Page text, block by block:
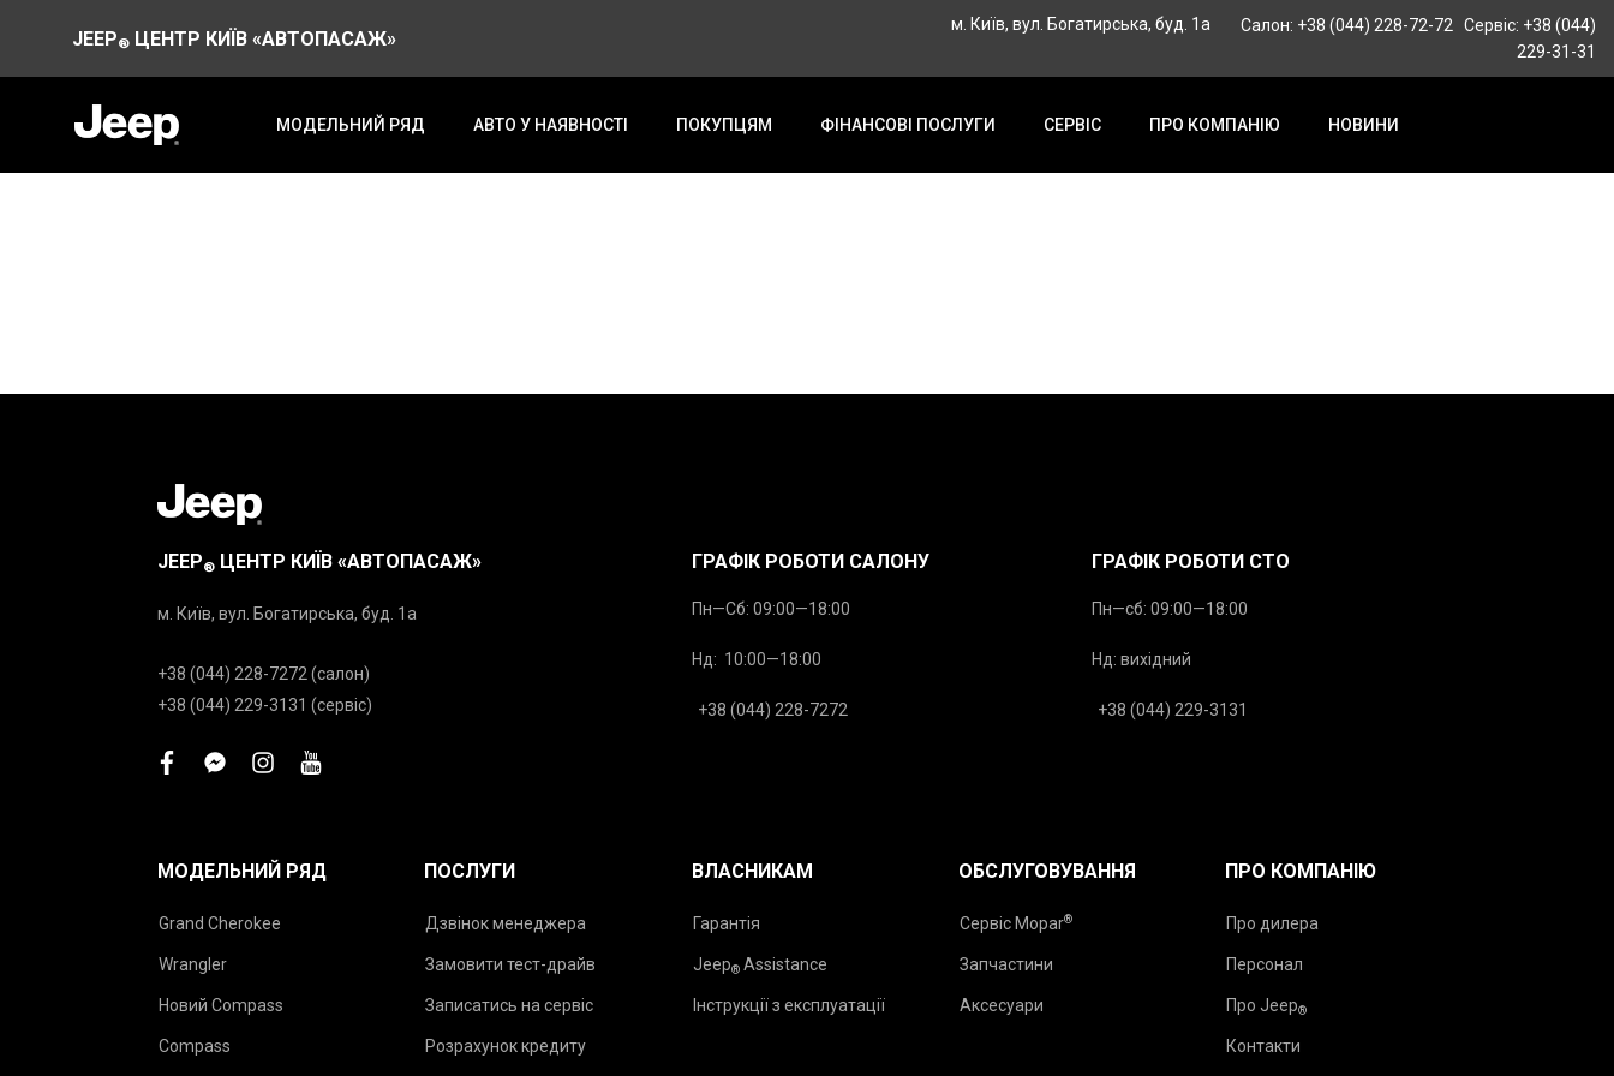
JEEP® ЦЕНТР КИЇВ «АВТОПАСАЖ»
м. Київ, вул. Богатирська, буд. 1а Салон: +38 (044) 228-72-72
Сервіс: +38 (044)
229-31-31
МОДЕЛЬНИЙ РЯД АВТО У НАЯВНОСТІ ПОКУПЦЯМ ФІНАНСОВІ ПОСЛУГИ СЕРВІС ПРО КОМПАНІЮ НОВИНИ
JEEP® ЦЕНТР КИЇВ «АВТОПАСАЖ»
м. Київ, вул. Богатирська, буд. 1а
+38 (044) 228-7272 (салон)
+38 (044) 229-3131 (сервіс)
facebookfacebook-
instagram
youtube
ГРАФІК РОБОТИ САЛОНУ
Пн—Сб: 09:00—18:00
Нд: 10:00—18:00
+38 (044) 228-7272
ГРАФІК РОБОТИ СТО
Пн—сб: 09:00—18:00
Нд: вихідний
+38 (044) 229-3131
МОДЕЛЬНИЙ РЯД
Grand Cherokee
Wrangler
Новий Compass
Compass
ПОСЛУГИ
Дзвінок менеджера
Замовити тест-драйв
Записатись на сервіс
Розрахунок кредиту
ВЛАСНИКАМ
Гарантія
Jeep®Assistance
Інструкції з експлуатації
ОБСЛУГОВУВАННЯ
Сервіс Mopar®
Запчастини
Аксесуари
ПРО КОМПАНІЮ
Про дилера
Персонал
Про Jeep®
Контакти